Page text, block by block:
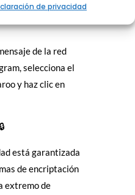
de privacidad
desde redes
de la red
selecciona el
y haz clic en
está garantizada
de encriptación
extremo de